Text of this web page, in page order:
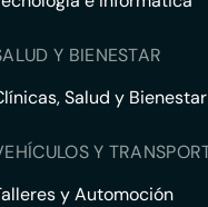
Y BIENESTAR
Salud y Bienestar
Y
y Automoción